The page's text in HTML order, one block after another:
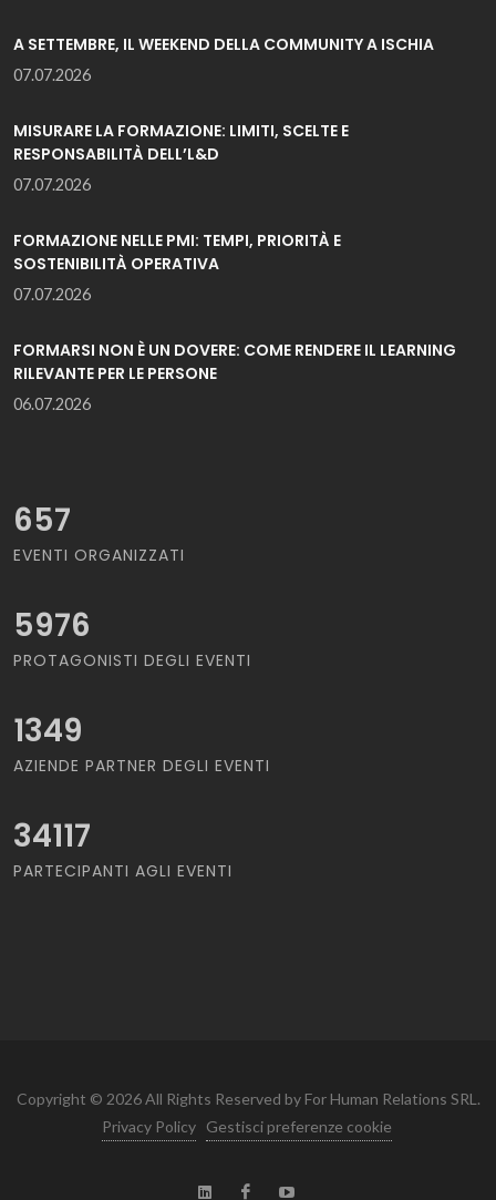
A SETTEMBRE, IL WEEKEND DELLA COMMUNITY A ISCHIA
07.07.2026
MISURARE LA FORMAZIONE: LIMITI, SCELTE E
RESPONSABILITÀ DELL’L&D
07.07.2026
FORMAZIONE NELLE PMI: TEMPI, PRIORITÀ E
SOSTENIBILITÀ OPERATIVA
07.07.2026
FORMARSI NON È UN DOVERE: COME RENDERE IL LEARNING
RILEVANTE PER LE PERSONE
06.07.2026
657
EVENTI ORGANIZZATI
5976
PROTAGONISTI DEGLI EVENTI
1349
AZIENDE PARTNER DEGLI EVENTI
34117
PARTECIPANTI AGLI EVENTI
Copyright © 2026 All Rights Reserved by For Human Relations SRL.
Privacy Policy
Gestisci preferenze cookie